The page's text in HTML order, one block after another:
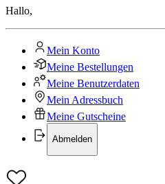
Hallo,
Mein Konto
Meine Bestellungen
Meine Benutzerdaten
Mein Adressbuch
Meine Gutscheine
Abmelden